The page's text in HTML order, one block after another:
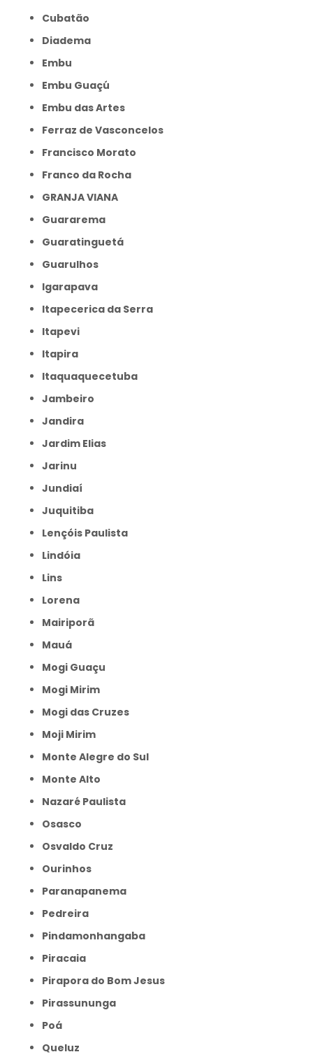
Cubatão
Diadema
Embu
Embu Guaçú
Embu das Artes
Ferraz de Vasconcelos
Francisco Morato
Franco da Rocha
GRANJA VIANA
Guararema
Guaratinguetá
Guarulhos
Igarapava
Itapecerica da Serra
Itapevi
Itapira
Itaquaquecetuba
Jambeiro
Jandira
Jardim Elias
Jarinu
Jundiaí
Juquitiba
Lençóis Paulista
Lindóia
Lins
Lorena
Mairiporã
Mauá
Mogi Guaçu
Mogi Mirim
Mogi das Cruzes
Moji Mirim
Monte Alegre do Sul
Monte Alto
Nazaré Paulista
Osasco
Osvaldo Cruz
Ourinhos
Paranapanema
Pedreira
Pindamonhangaba
Piracaia
Pirapora do Bom Jesus
Pirassununga
Poá
Queluz